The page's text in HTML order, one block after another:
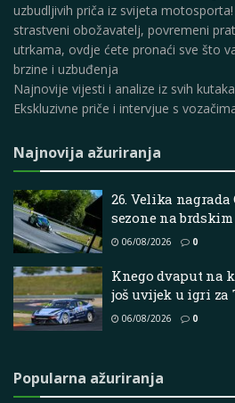
uzbudljivih priča iz svijeta
strastveni obožavatelj, povremeni
utrkama, ovdje ćete pronaći sve što
brzine i uzbuđenja
Najnovije vijesti i analize iz svih
Ekskluzivne priče i intervjue s
Najnovija ažuriranja
26. Velika
sezone na
06/08/2026 0
Knego dvaput na
još uvijek u igri za
06/08/2026 0
Popularna ažuriranja